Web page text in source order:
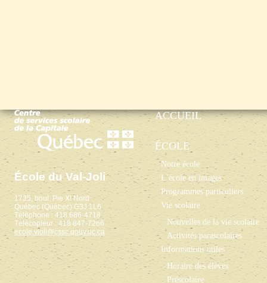
École du Val-Joli
1735, boul. Pie XI Nord
Québec (Québec) G3J 1L6
Téléphone : 418 686-4718
Télécopieur : 418 847-7266
ecole.vjoli@cssc.gouv.qc.ca
ACCUEIL
ÉCOLE
Notre école
L’école en images
Programmes particuliers
Vie scolaire
Nouvelles de la vie scolaire
Activités parascolaires
Informations utiles
Horaire des élèves
Préscolaire